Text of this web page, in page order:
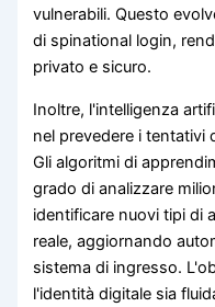
vulnerabili. Questo
di spinational login,
privato e sicuro.
Inoltre, l'intelligenza
nel prevedere i tentativi
Gli algoritmi di
grado di analizzare
identificare nuovi tipi di
reale, aggiornando
sistema di ingresso.
l'identità digitale sia